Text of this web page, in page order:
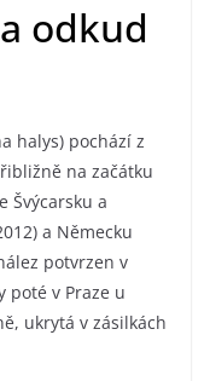
odkud
halys) pochází z
na začátku
Švýcarsku a
a Německu
potvrzen v
poté v Praze u
ukrytá v zásilkách